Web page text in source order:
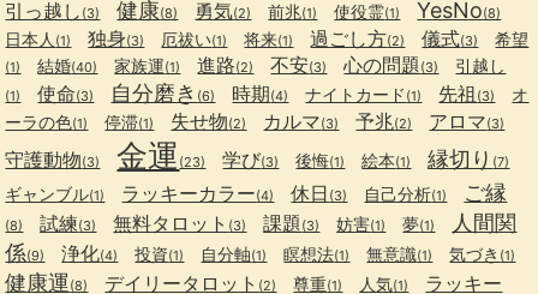
引っ越し (3) 健康(8) 勇気(2) 前兆(1) 使役霊(1) YesNo(8)
日本人 (1) 独身(3) 厄祓い(1) 将来(1) 過ごし方(2) 儀式(3) 希望
(1) 結婚(40) 家族運(1) 進路(2) 不安(3) 心の問題 (3) 引越し
(1) 使命(3) 自分磨き (6) 時期(4) ナイトカード (1) 先祖 (3)
オ
ーラの色(1) 停滞(1) 失せ物(2) カルマ(3) 予兆(2) アロマ(3)
守護動物(3) 金運 (23) 学び(3) 後悔(1) 絵本(1) 縁切り (7)
ギャンブル(1) ラッキーカラー(4) 休日 (3) 自己分析(1) ご縁
(8) 試練(3) 無料タロット (3) 課題 (3) 妨害(1) 夢(1)
人間関
係(9) 浄化(4) 投資(1) 自分軸(1) 瞑想法(1) 無意識(1) 気づき (1)
健康運(8) デイリータロット (2) 尊重(1) 人気(1) ラッキー